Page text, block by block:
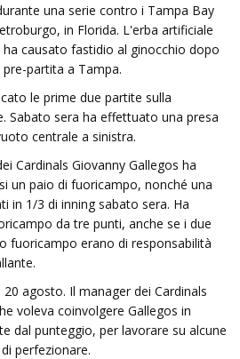
una serie contro i Tampa Bay
in Florida. L'erba artificiale
causato fastidio al ginocchio dopo
partita a Tampa.
le prime due partite sulla
Sabato sera ha effettuato una presa
centrale a sinistra.
Cardinals Giovanny Gallegos ha
un paio di fuoricampo, nonché una
in 1/3 di inning sabato sera. Ha
da tre punti, anche se i due
fuoricampo erano di responsabilità
agosto. Il manager dei Cardinals
voleva coinvolgere Gallegos in
dal punteggio, per lavorare su alcune
perfezionare.